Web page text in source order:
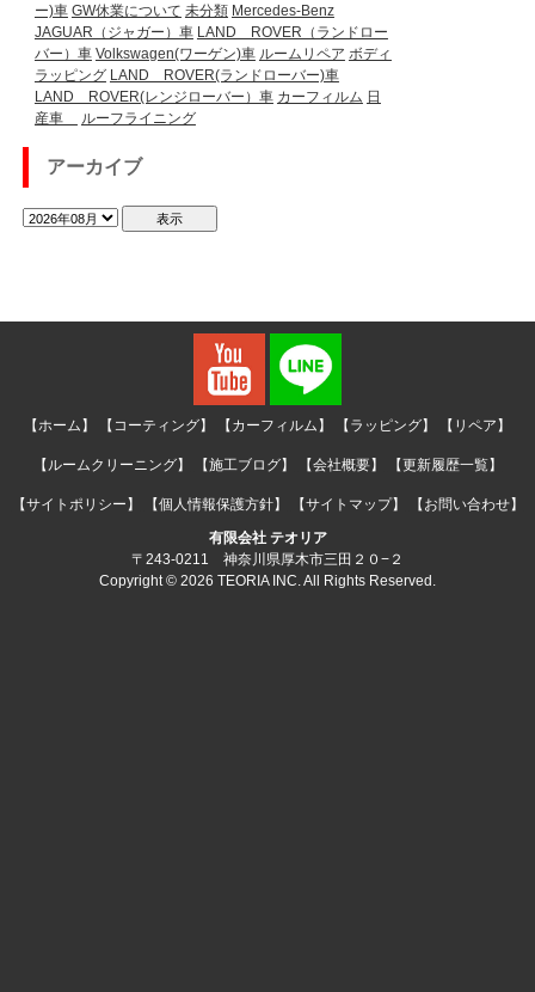
ー)車 GW休業について 未分類 Mercedes-Benz
JAGUAR（ジャガー）車 LAND ROVER（ランドロー
バー）車 Volkswagen(ワーゲン)車 ルームリペア ボディ
ラッピング LAND ROVER(ランドローバー)車
LAND ROVER(レンジローバー）車 カーフィルム 日
産車
ルーフライニング
アーカイブ
【ホーム】 【コーティング】 【カーフィルム】 【ラッピング】 【リペア】
【ルームクリーニング】 【施工ブログ】 【会社概要】 【更新履歴一覧】
【サイトポリシー】 【個人情報保護方針】 【サイトマップ】
【お問い合わせ】
有限会社 テオリア
〒243-0211 神奈川県厚木市三田２０−２
Copyright © 2026 TEORIA INC. All Rights Reserved.